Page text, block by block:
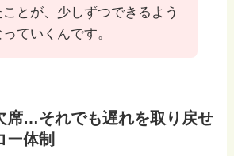
ことが、少しずつできるよう
ていくんです。
席…それでも遅れを取り戻せ
ー体制